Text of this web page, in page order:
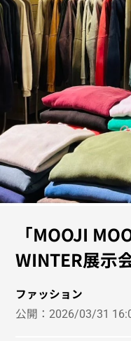
「MOOJI
WINTER展示
ファッション
公開：2026/03/31